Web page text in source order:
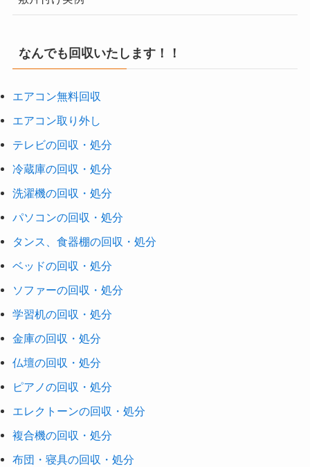
なんでも回収いたします！！
エアコン無料回収
エアコン取り外し
テレビの回収・処分
冷蔵庫の回収・処分
洗濯機の回収・処分
パソコンの回収・処分
タンス、食器棚の回収・処分
ベッドの回収・処分
ソファーの回収・処分
学習机の回収・処分
金庫の回収・処分
仏壇の回収・処分
ピアノの回収・処分
エレクトーンの回収・処分
複合機の回収・処分
布団・寝具の回収・処分